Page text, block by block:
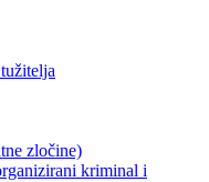
zločine)
kriminal i